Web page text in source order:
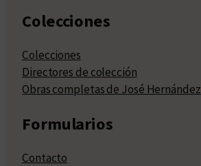
Colecciones
Colecciones
Directores de colección
Obras completas de José Hernández
Formularios
Contacto